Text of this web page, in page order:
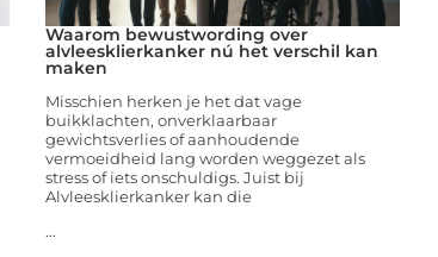
Waarom bewustwording over
alvleesklierkanker nú het verschil kan
maken
Misschien herken je het dat vage
buikklachten, onverklaarbaar
gewichtsverlies of aanhoudende
vermoeidheid lang worden weggezet als
stress of iets onschuldigs. Juist bij
Alvleesklierkanker kan die
...